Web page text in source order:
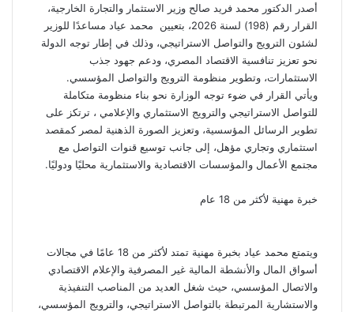
أصدر الدكتور محمد فريد صالح وزير الاستثمار والتجارة الخارجية،
القرار رقم (198) لسنة 2026، بتعيين محمد عياد مساعدًا للوزير
لشئون الترويج والتواصل الاستراتيجي، وذلك في إطار توجه الدولة
نحو تعزيز تنافسية الاقتصاد المصري، ودعم جهود جذب
الاستثمارات، وتطوير منظومة الترويج والتواصل المؤسسي.
ويأتي القرار في ضوء توجه الوزارة نحو بناء منظومة متكاملة
للتواصل الاستراتيجي والترويج الاستثماري والإعلامي ، ترتكز على
تطوير الرسائل المؤسسية، وتعزيز الصورة الذهنية لمصر كمقصد
استثماري وتجاري مؤهل، إلى جانب توسيع قنوات التواصل مع
مجتمع الأعمال والمؤسسات الاقتصادية والاستثمارية محليًا ودوليًا.
خبرة مهنية لأكثر من 18 عام
ويتمتع محمد عياد بخبرة مهنية تمتد لأكثر من 18 عامًا في مجالات
أسواق المال والأنشطة المالية غير المصرفية والإعلام الاقتصادي
والاتصال المؤسسي، حيث شغل العديد من المناصب التنفيذية
والاستشارية المرتبطة بالتواصل الاستراتيجي، والترويج المؤسسي،